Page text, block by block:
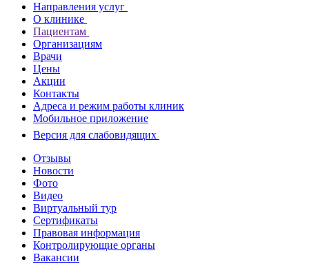
Направления услуг
О клинике
Пациентам
Организациям
Врачи
Цены
Акции
Контакты
Адреса и режим работы клиник
Мобильное приложение
Версия для слабовидящих
Отзывы
Новости
Фото
Видео
Виртуальный тур
Сертификаты
Правовая информация
Контролирующие органы
Вакансии